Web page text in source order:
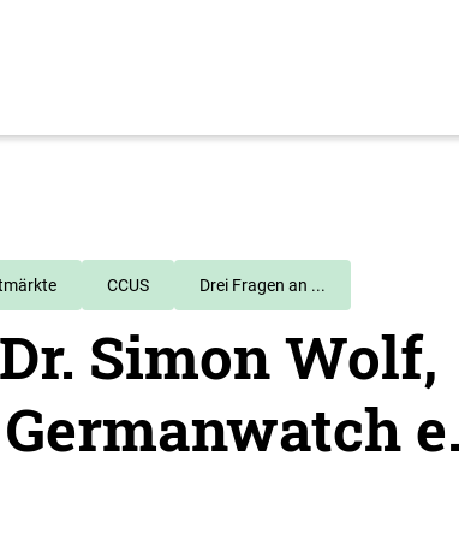
CCUS Drei Fragen an ...
Simon Wolf,